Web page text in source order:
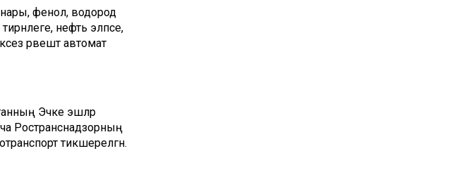
фенол, водород
нефть элпәсе,
рәвештә автомат
Эчке эшләр
Ространснадзорның
тикшерелгән.